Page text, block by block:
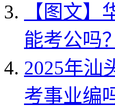
【图文
能考公吗？
2025年汕
考事业编